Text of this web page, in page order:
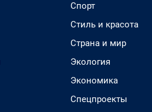
Спорт
Стиль и красота
Страна и мир
Экология
Экономика
Спецпроекты